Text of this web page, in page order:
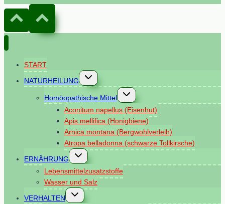
START
NATURHEILUNG
Untermenü
umschalten
Homöopathische Mittel
Untermenü
umschalten
Aconitum napellus (Eisenhut)
Apis mellifica (Honigbiene)
Arnica montana (Bergwohlverleih)
Atropa belladonna (schwarze Tollkirsche)
ERNÄHRUNG
Untermenü
umschalten
Lebensmittelzusatzstoffe
Wasser und Salz
VERHALTEN
Untermenü
umschalten